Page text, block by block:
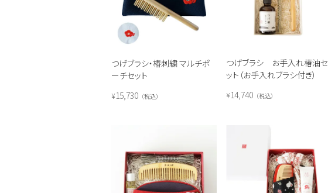
つげブラシ・椿刺繍 マルチポ
ーチセット
¥15,730 税込
つげブラシ お手入れ椿油セ
ット（お手入れブラシ付き）
¥14,740 税込